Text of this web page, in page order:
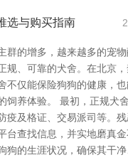
选与购买指南
群的增多，越来越多的宠
规、可靠的犬舍。在北京
不仅能保险狗狗的健康，
饲养体验。 最初，正规犬
疫及格证、交易派司等。
台查找信息，并实地磨真
狗的生涯状况，确保其干净